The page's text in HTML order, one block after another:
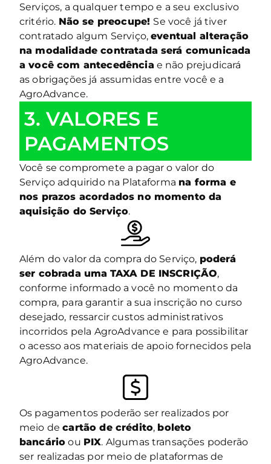
Serviços, a qualquer tempo e a seu exclusivo
critério. Não se preocupe! Se você já tiver
contratado algum Serviço,eventual alteração
na modalidade contratada será comunicada
a você com antecedênciae não prejudicará
as obrigações já assumidas entre você e a
AgroAdvance.
3. VALORES E
PAGAMENTOS
Você se compromete a pagar o valor do
Serviço adquirido na Plataforma na forma e
nos prazos acordados no momento da
aquisição do Serviço.
Além do valor da compra do Serviço, poderá
ser cobrada uma TAXA DE INSCRIÇÃO,
conforme informado a você no momento da
compra, para garantir a sua inscrição no curso
desejado, ressarcir custos administrativos
incorridos pela AgroAdvance e para possibilitar
o acesso aos materiais de apoio fornecidos pela
AgroAdvance.
Os pagamentos poderão ser realizados por
meio decartão de crédito, boleto
bancário ou PIX. Algumas transações poderão
ser realizadas por meio de plataformas de